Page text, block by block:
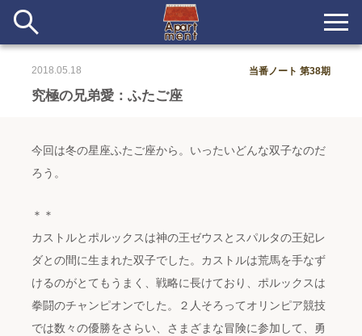
#アイデア #イベント #インド #エッセイ #ボツ #マルシェ
アパートメントについて
新着
配信
入居者一覧
究極の兄弟愛：ふたご座
2018.05.18 当番ノート 第38期
今回は冬の星座ふたご座から。いったいどんな双子なのだ
ろう。
＊＊
カストルとポルックスは神の王ゼウスとスパルタの王妃レ
ダとの間に生まれた双子でした。カストルは荒馬を手なず
けるのがとてもうまく、戦略に長けており、ポルックスは
拳闘のチャンピオンでした。２人そろってオリンピア競技
では数々の優勝をさらい、さまざまな冒険に参加して、勇